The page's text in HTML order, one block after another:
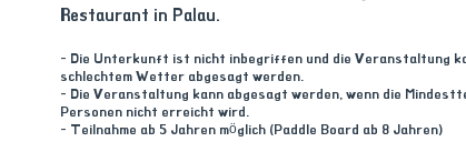
Restaurant in Palau.
- Die Unterkunft ist nicht inbegriffen und die Veranstaltung
schlechtem Wetter abgesagt werden.
- Die Veranstaltung kann abgesagt werden, wenn die
Personen nicht erreicht wird.
- Teilnahme ab 5 Jahren möglich (Paddle Board ab 8 Jahren)